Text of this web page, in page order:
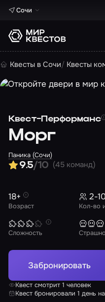
Сочи
Квесты в Сочи Квесты
Квест-Перформанс
Морг
Паника (Сочи)
9.5/10 (45 команд)
Возраст
18+
Кол-во
2-
Сложность
Забронировать
Квест смотрит 1 человек
Квест бронировали 1 день